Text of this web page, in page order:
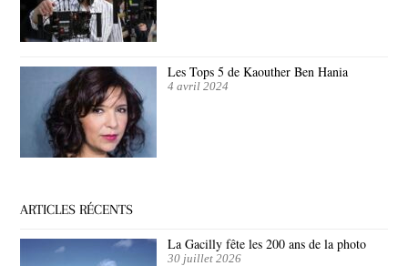
Les Tops 5 de Kaouther Ben Hania
4 avril 2024
ARTICLES RÉCENTS
La Gacilly fête les 200 ans de la photo
30 juillet 2026